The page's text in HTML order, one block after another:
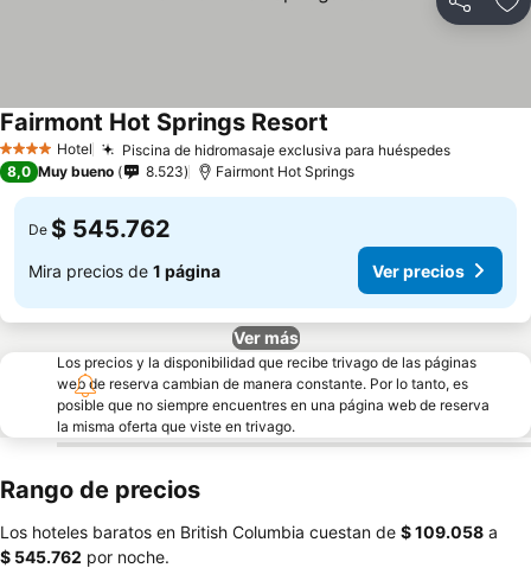
Compartir
4 EstrellasHotel Piscina de hidromasaje exclusiva para huéspedes
Fairmont Hot Springs Resort
8,0 Muy bueno 8.523 Fairmont Hot Springs
De $ 545.762
Mira precios de 1 página Ver precios
Ver más
Los precios y la disponibilidad que recibe trivago de las páginas
web de reserva cambian de manera constante. Por lo tanto, es
posible que no siempre encuentres en una página web de reserva
la misma oferta que viste en trivago.
Rango de precios
Los hoteles baratos en British Columbia cuestan de ‎$ 109.058 a
‎$ 545.762 por noche.